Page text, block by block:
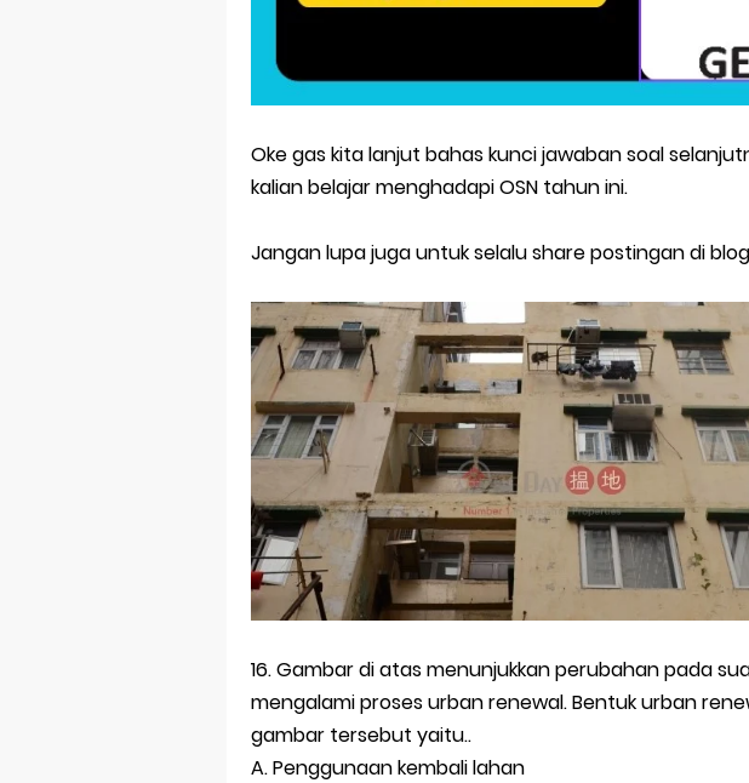
Latihan Soal TKA Geografi 2025
STOP Belajar Geografi Pakai Cara
Ebook Prediksi 150 Soal TKA
3 Jurus Sakti Menaklukkan Soal TKA
Menjadi Pengajar Jaman Sekarang
Oke gas kita lanjut bahas kunci jawaban soal
kalian belajar menghadapi OSN tahun ini.
Jangan lupa juga untuk selalu share postingan di
16. Gambar di atas menunjukkan perubahan pada
mengalami proses urban renewal. Bentuk urban
gambar tersebut yaitu..
A. Penggunaan kembali lahan